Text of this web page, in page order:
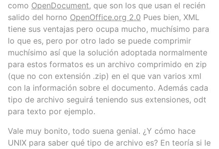
como OpenDocument, que son los que usan el recién
salido del horno OpenOffice.org 2.0 Pues bien, XML
tiene sus ventajas pero ocupa mucho, muchísimo para
lo que es, pero por otro lado se puede comprimir
muchísimo así que la solución adoptada normalmente
para estos formatos es un archivo comprimido en zip
(que no con extensión .zip) en el que van varios xml
con la información sobre el documento. Además cada
tipo de archivo seguirá teniendo sus extensiones, odt
para texto por ejemplo.
Vale muy bonito, todo suena genial. ¿Y cómo hace
UNIX para saber qué tipo de archivo es? En teoría si le